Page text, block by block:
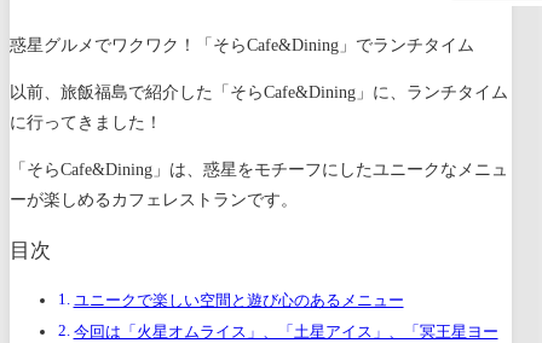
惑星グルメでワクワク！「そらCafe&Dining」でランチタイム
以前、旅飯福島で紹介した「そらCafe&Dining」に、ランチタイム
に行ってきました！
「そらCafe&Dining」は、惑星をモチーフにしたユニークなメニュ
ーが楽しめるカフェレストランです。
目次
ユニークで楽しい空間と遊び心のあるメニュー
今回は「火星オムライス」、「土星アイス」、「冥王星ヨー